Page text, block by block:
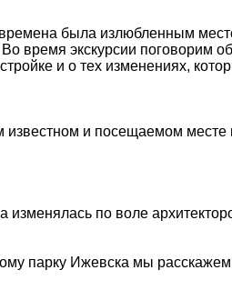
была излюбленным
время экскурсии поговорим об
и о тех изменениях,
известном и посещаемом месте
изменялась по воле
парку Ижевска мы